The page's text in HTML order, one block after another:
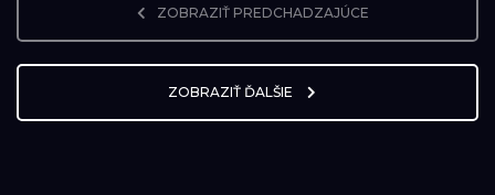
ZOBRAZIŤ PREDCHADZAJÚCE
ZOBRAZIŤ ĎALŠIE